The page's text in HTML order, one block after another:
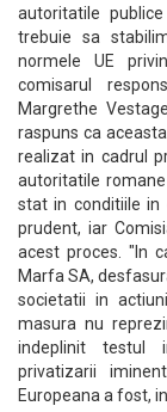
autoritatile
trebuie sa
normele UE
comisarul
Margrethe
raspuns ca
realizat in cadrul
autoritatile
stat in conditiile in
prudent, iar
acest proces. "In
Marfa SA,
societatii in
masura nu
indeplinit testul
privatizarii
Europeana a fost,